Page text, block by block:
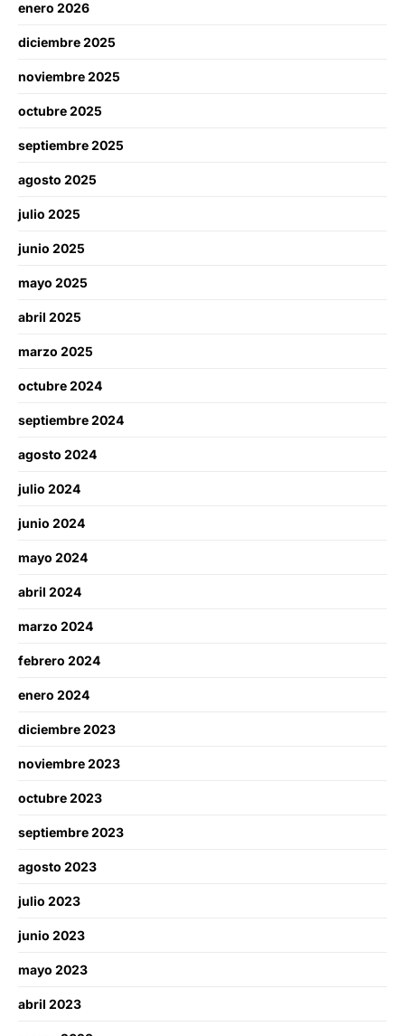
enero 2026
diciembre 2025
noviembre 2025
octubre 2025
septiembre 2025
agosto 2025
julio 2025
junio 2025
mayo 2025
abril 2025
marzo 2025
octubre 2024
septiembre 2024
agosto 2024
julio 2024
junio 2024
mayo 2024
abril 2024
marzo 2024
febrero 2024
enero 2024
diciembre 2023
noviembre 2023
octubre 2023
septiembre 2023
agosto 2023
julio 2023
junio 2023
mayo 2023
abril 2023